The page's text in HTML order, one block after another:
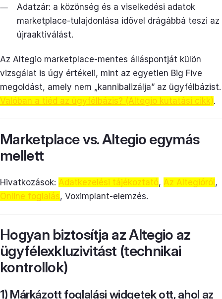
Adatzár: a közönség és a viselkedési adatok
marketplace-tulajdonlása idővel drágábbá teszi az
újraaktiválást.
Az Altegio marketplace-mentes álláspontját külön
vizsgálat is úgy értékeli, mint az egyetlen Big Five
megoldást, amely nem „kannibalizálja” az ügyfélbázist.
Valóban a tiéd az ügyfélbázis? (Altegio kutatási cikk).
Marketplace vs. Altegio egymás
mellett
Hivatkozások: Adatkezelési tájékoztató, Az Altegióról ,
Online foglalás, Voximplant-elemzés.
Hogyan biztosítja az Altegio az
ügyfélexkluzivitást (technikai
kontrollok)
1) Márkázott foglalási widgetek ott, ahol az